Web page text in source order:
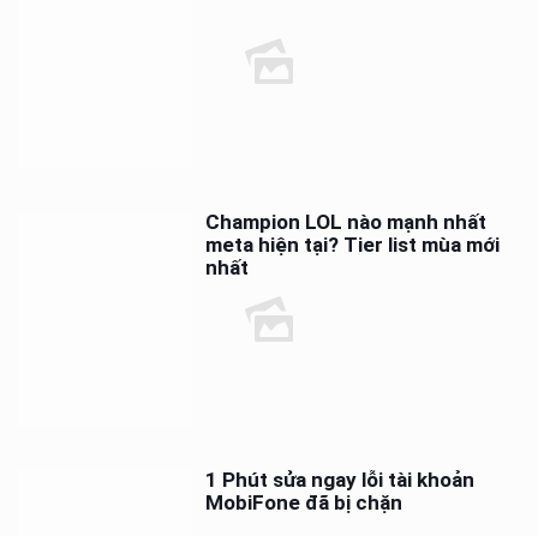
Champion LOL nào mạnh nhất
meta hiện tại? Tier list mùa mới
nhất
1 Phút sửa ngay lỗi tài khoản
MobiFone đã bị chặn